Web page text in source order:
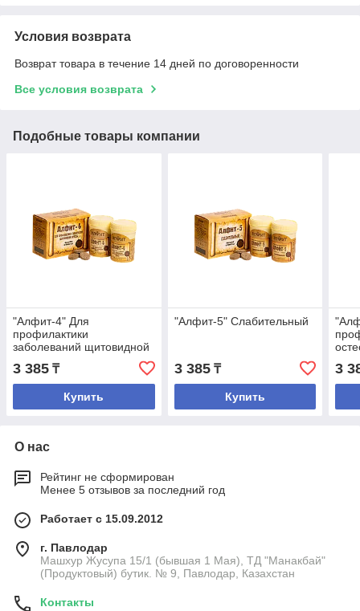
Условия возврата
Возврат товара в течение 14 дней по договоренности
Все условия возврата
Подобные товары компании
"Алфит-4" Для
профилактики
заболеваний щитовидной
3 385 ₸
Купить
"Алфит-5" Слабительный
3 385₸
Купить
3
О нас
Рейтинг не сформирован
Менее 5 отзывов за последний год
Работает с 15.09.2012
г. Павлодар
Машхур Жусупа 15/1 (бывшая 1 Мая), ТД "Манакбай"
(Продуктовый) бутик. № 9, Павлодар, Казахстан
Контакты